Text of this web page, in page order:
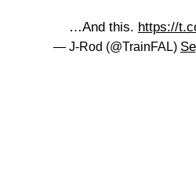
…And this. https://
— J-Rod (@TrainFAL)